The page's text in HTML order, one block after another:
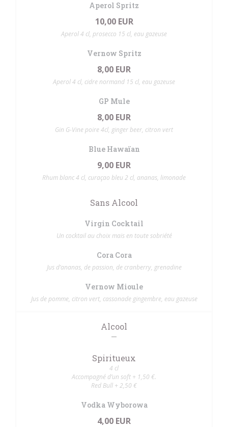
Aperol Spritz
10,00 EUR
Aperol 4 cl, prosecco 15 cl, eau gazeuse
Vernow Spritz
8,00 EUR
Aperol 4 cl, cidre normand 15 cl, eau gazeuse
GP Mule
8,00 EUR
Gin G-Vine poire 4cl, ginger beer, citron vert
Blue Hawaïan
9,00 EUR
Rhum blanc 4 cl, curaçao bleu 2 cl, ananas, limonade
Sans Alcool
Virgin Cocktail
Un cocktail au choix mais en toute sobriété
Cora Cora
Jus d’ananas, de passion, de cranberry, grenadine
Vernow Mioule
Jus de pomme, citron vert, cassonade gingembre, eau gazeuse
Alcool
Spiritueux
4 cl
Accompagné d’un soft + 1,50 €.
Red Bull + 2,50 €
Vodka Wyborowa
4,00 EUR